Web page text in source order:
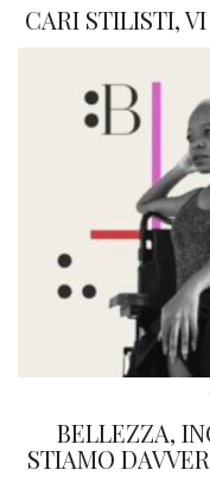
CARI STILISTI,
BELLEZZA,
STIAMO